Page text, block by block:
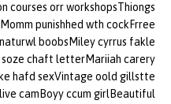
courses orr workshopsThiongs
punishhed wth cockFrree
boobsMiley cyrrus fakle
soze chaft letterMariiah carery
hafd sexVintage oold gillstte
camBoyy ccum girlBeautiful